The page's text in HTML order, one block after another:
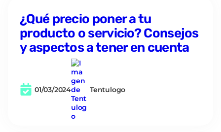
¿Qué precio poner a tu
producto o servicio? Consejos
y aspectos a tener en cuenta
01/03/2024 Tentulogo